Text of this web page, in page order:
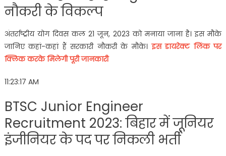
नौकरी के विकल्प
अंतर्राष्ट्रीय योग दिवस कल 21 जून, 2023 को मनाया जाना है। इस मौके
जानिए कहां-कहां हैं सरकारी नौकरी के मौके।इस डायरेक्ट लिंक पर
क्लिक करके मिलेगी पूरी जानकारी
11:23:17 AM
BTSC Junior Engineer
Recruitment 2023: बिहार में जूनियर
इंजीनियर के पद पर निकली भर्ती